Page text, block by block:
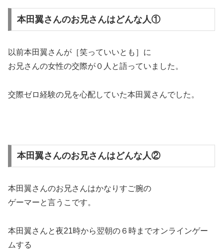
本田翼さんのお兄さんはどんな人①
以前本田翼さんが［笑っていいとも］に
お兄さんの女性の交際が０人と語っていました。
交際ゼロ経験の兄を心配していた本田翼さんでした。
本田翼さんのお兄さんはどんな人②
本田翼さんのお兄さんはかなりすご腕の
ゲーマーと言うこです。
本田翼さんと夜21時から翌朝の６時までオンラインゲー
ムする